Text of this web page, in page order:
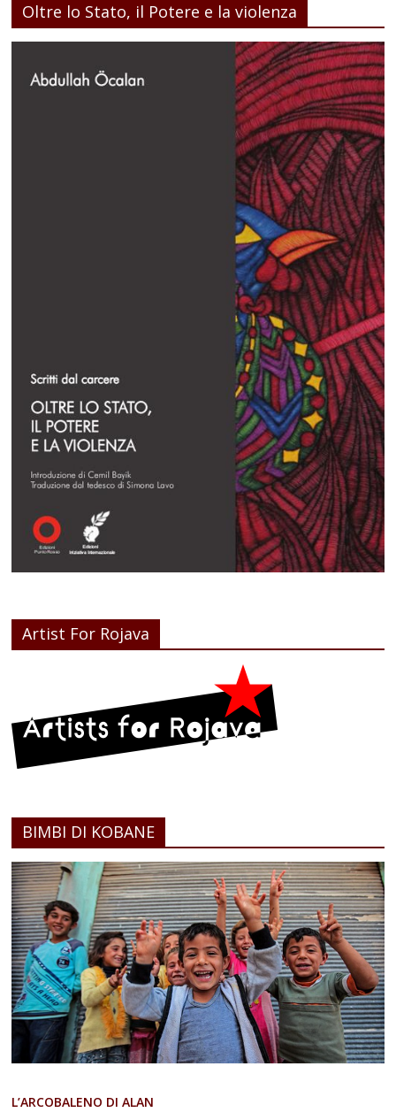
Oltre lo Stato, il Potere e la violenza
Artist For Rojava
BIMBI DI KOBANE
L’ARCOBALENO DI ALAN